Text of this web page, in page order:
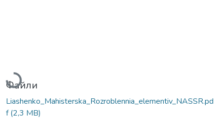
Вантажиться...
Файли
Liashenko_Mahisterska_Rozroblennia_elementiv_NASSR.pd
f(2,3 MB)